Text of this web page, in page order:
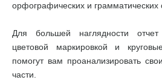
орфографических и грамматических
Для большей наглядности
цветовой маркировкой и
помогут вам проанализировать
части.